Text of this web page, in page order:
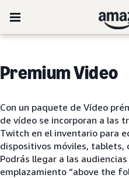
Premium Video
Con un paquete de Vídeo
de vídeo se incorporan a las
Twitch en el inventario para
dispositivos móviles, tablets,
Podrás llegar a las
emplazamiento “above the